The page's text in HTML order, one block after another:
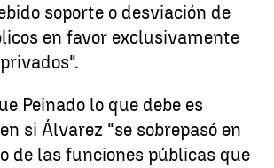
soporte o desviación de
en favor exclusivamente
Peinado lo que debe es
en si Álvarez "se sobrepasó en
de las funciones públicas que